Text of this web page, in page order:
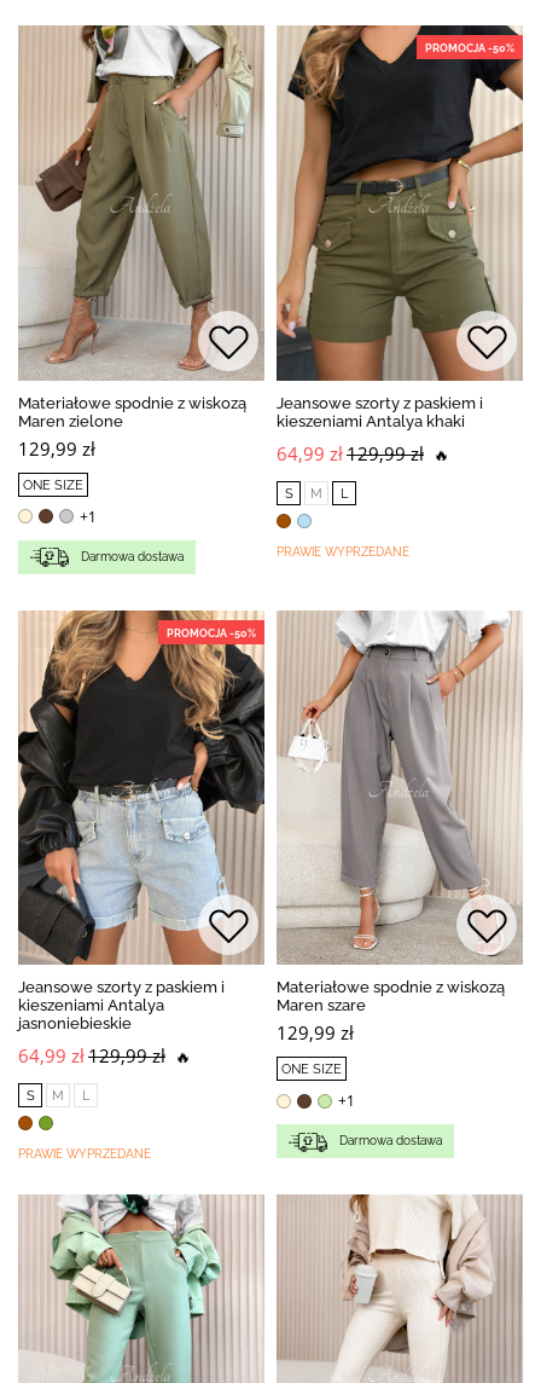
Materiałowe spodnie z wiskozą
Maren zielone
129,99 zł
ONE SIZE
+1
Darmowa dostawa
PROMOCJA -50%
Jeansowe szorty z paskiem i
kieszeniami Antalya khaki
64,99 zł129,99 zł 🔥
S M L
PRAWIE WYPRZEDANE
PROMOCJA -50%
Jeansowe szorty z paskiem i
kieszeniami Antalya
jasnoniebieskie
64,99 zł129,99 zł 🔥
S M L
PRAWIE WYPRZEDANE
Materiałowe spodnie z wiskozą
Maren szare
129,99 zł
ONE SIZE
+1
Darmowa dostawa